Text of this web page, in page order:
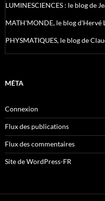
LUMINESCIENCES : le blog de
MATH'MONDE, le blog d'Hervé
PHYSMATIQUES, le blog de
MÉTA
Connexion
Flux des publications
Flux des commentaires
Site de WordPress-FR